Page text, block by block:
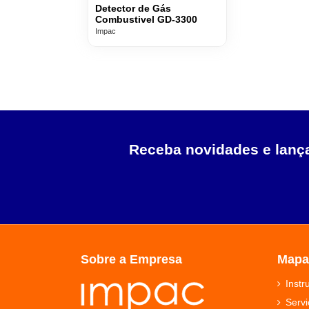
Detector de Gás
Combustivel GD-3300
Impac
Receba novidades e
Sobre a Empresa